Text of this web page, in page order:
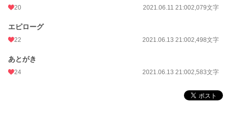
20 2021.06.11 21:002,079文字
エピローグ
22 2021.06.13 21:002,498文字
あとがき
24 2021.06.13 21:002,583文字